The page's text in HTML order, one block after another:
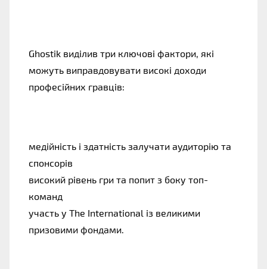
Ghostik виділив три ключові фактори, які
можуть виправдовувати високі доходи
професійних гравців:
медійність і здатність залучати аудиторію та
спонсорів
високий рівень гри та попит з боку топ-
команд
участь у The International із великими
призовими фондами.